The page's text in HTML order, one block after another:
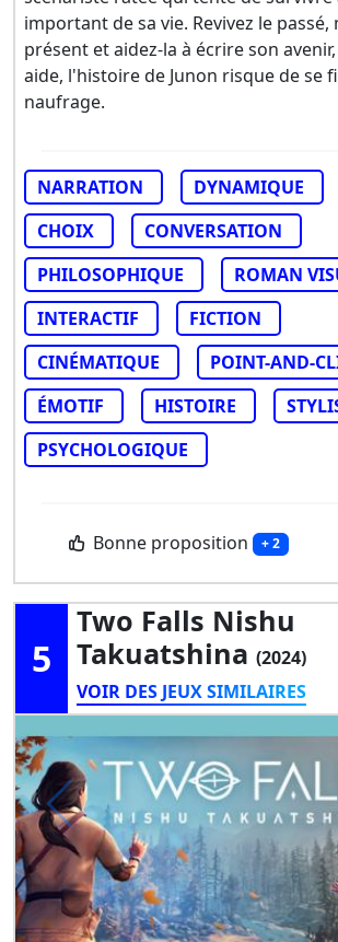
important de sa vie. Revivez le
présent et aidez-la à écrire son
aide, l'histoire de Junon risque de se
naufrage.
NARRATION DYNAMIQUE
CHOIX
CONVERSATION
PHILOSOPHIQUE
ROMAN
INTERACTIF
FICTION
CINÉMATIQUE
POINT-AND-
ÉMOTIF
HISTOIRE
PSYCHOLOGIQUE
Bonne proposition + 2
5
Two Falls Nishu
Takuatshina (2024)
VOIR DES JEUX SIMILAIRES